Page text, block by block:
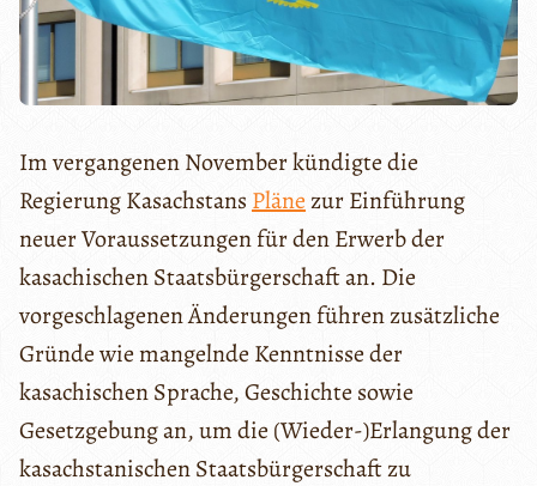
Im vergangenen November kündigte die
Regierung Kasachstans Plänezur Einführung
neuer Voraussetzungen für den Erwerb der
kasachischen Staatsbürgerschaft an. Die
vorgeschlagenen Änderungen führen zusätzliche
Gründe wie mangelnde Kenntnisse der
kasachischen Sprache, Geschichte sowie
Gesetzgebung an, um die (Wieder-)Erlangung der
kasachstanischen Staatsbürgerschaft zu